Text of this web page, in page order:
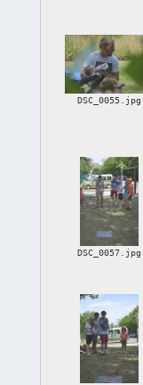
DSC_0055.jpg
DSC_0057.jpg